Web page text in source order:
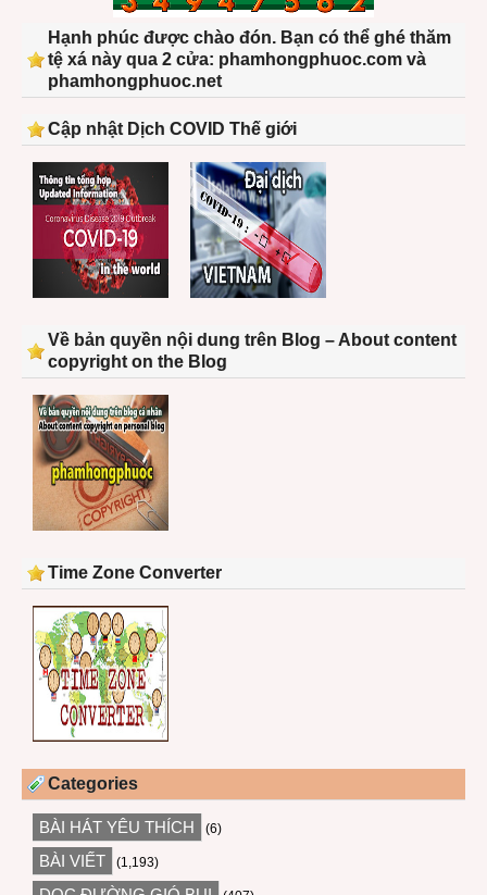
Hạnh phúc được chào đón. Bạn có thể ghé thăm
tệ xá này qua 2 cửa: phamhongphuoc.com và
phamhongphuoc.net
Cập nhật Dịch COVID Thế giới
Về bản quyền nội dung trên Blog – About content
copyright on the Blog
Time Zone Converter
Categories
BÀI HÁT YÊU THÍCH (6)
BÀI VIẾT (1,193)